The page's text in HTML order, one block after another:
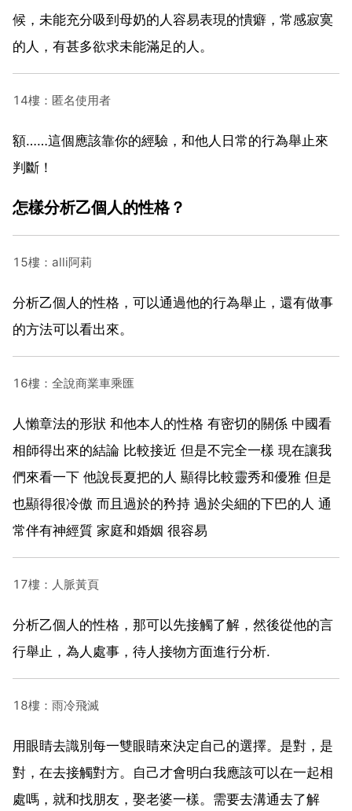
候，未能充分吸到母奶的人容易表現的憒癖，常感寂寞
的人，有甚多欲求未能滿足的人。
14樓：匿名使用者
額……這個應該靠你的經驗，和他人日常的行為舉止來
判斷！
怎樣分析乙個人的性格？
15樓：alli阿莉
分析乙個人的性格，可以通過他的行為舉止，還有做事
的方法可以看出來。
16樓：全說商業車乘匯
人懶章法的形狀 和他本人的性格 有密切的關係 中國看
相師得出來的結論 比較接近 但是不完全一樣 現在讓我
們來看一下 他說長夏把的人 顯得比較靈秀和優雅 但是
也顯得很冷傲 而且過於的矜持 過於尖細的下巴的人 通
常伴有神經質 家庭和婚姻 很容易
17樓：人脈黃頁
分析乙個人的性格，那可以先接觸了解，然後從他的言
行舉止，為人處事，待人接物方面進行分析.
18樓：雨冷飛滅
用眼睛去識別每一雙眼睛來決定自己的選擇。是對，是
對，在去接觸對方。自己才會明白我應該可以在一起相
處嗎，就和找朋友，娶老婆一樣。需要去溝通去了解